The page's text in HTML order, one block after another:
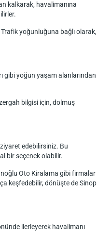
kalkarak, havalimanına
yoğunluğuna bağlı olarak,
gibi yoğun yaşam alanlarından
bilgisi için, dolmuş
edebilirsiniz. Bu
bir seçenek olabilir.
Oto Kiralama gibi firmalar
keşfedebilir, dönüşte de Sinop
ilerleyerek havalimanı